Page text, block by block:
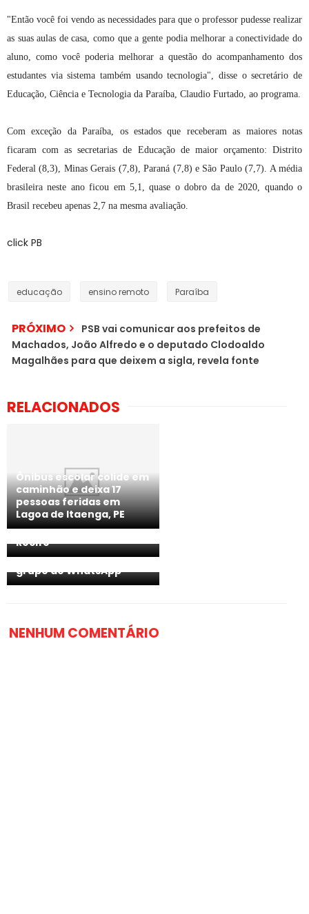
"Então você foi vendo as necessidades para que o professor pudesse realizar
as suas aulas de casa, como que a gente podia melhorar a conectividade do
aluno, como você poderia melhorar a questão do acompanhamento dos
estudantes via sistema também usando tecnologia", disse o secretário de
Educação, Ciência e Tecnologia da Paraíba, Claudio Furtado, ao programa.
Com exceção da Paraíba, os estados que receberam as maiores notas
ficaram com as secretarias de Educação de maior orçamento: Distrito
Federal (8,3), Minas Gerais (7,8), Paraná (7,8) e São Paulo (7,7). A média
brasileira neste ano ficou em 5,1, quase o dobro da de 2020, quando o
Brasil recebeu apenas 2,7 na mesma avaliação.
click PB
educação ensino remoto Paraíba
PRÓXIMO
PSB vai comunicar aos prefeitos de
Machados, João Alfredo e o deputado Clodoaldo
Magalhães para que deixem a sigla, revela fonte
RELACIONADOS
Ônibus escolar colide em
caminhão e deixa 17
pessoas feridas em
Lagoa de Itaenga, PE
Vigilante é morto a
pauladas dentro do
campus da UFRPE, no
Recife
Oito alunos são expulsos
de colégio após
ataques racistas com
referências a Hitler em
grupo de WhatsApp
NENHUM COMENTÁRIO